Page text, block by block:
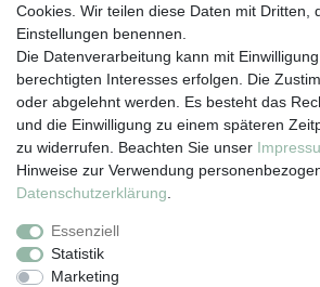
Vertrag widerrufen
Cookies. Wir teilen diese Daten mit Dritten,
Einstellungen benennen.
Die Datenverarbeitung kann mit
berechtigten Interesses erfolgen. Die
oder abgelehnt werden. Es besteht das
und die Einwilligung zu einem späteren
zu widerrufen. Beachten Sie unser
Hinweise zur Verwendung
Daten­schutz­erklärung
Essenziell
Statistik
Marketing